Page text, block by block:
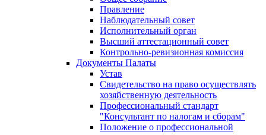
Правление
Наблюдательный совет
Исполнительный орган
Высший аттестационный совет
Контрольно-ревизионная комиссия
Документы Палаты
Устав
Свидетельство на право осуществлять
хозяйственную деятельность
Профессиональный стандарт
"Консультант по налогам и сборам"
Положение о профессиональной